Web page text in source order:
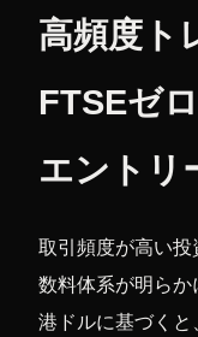
高頻度ト
FTSEゼ
エントリ
取引頻度が高い
数料体系が明ら
港ドルに基づく